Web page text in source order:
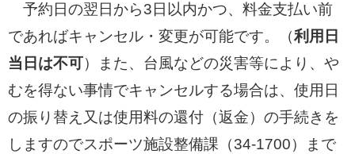
予約日の翌日から3日以内かつ、料金支払い前
であればキャンセル・変更が可能です。（利用日
当日は不可）また、台風などの災害等により、や
むを得ない事情でキャンセルする場合は、使用日
の振り替え又は使用料の還付（返金）の手続きを
しますのでスポーツ施設整備課（34-1700）まで